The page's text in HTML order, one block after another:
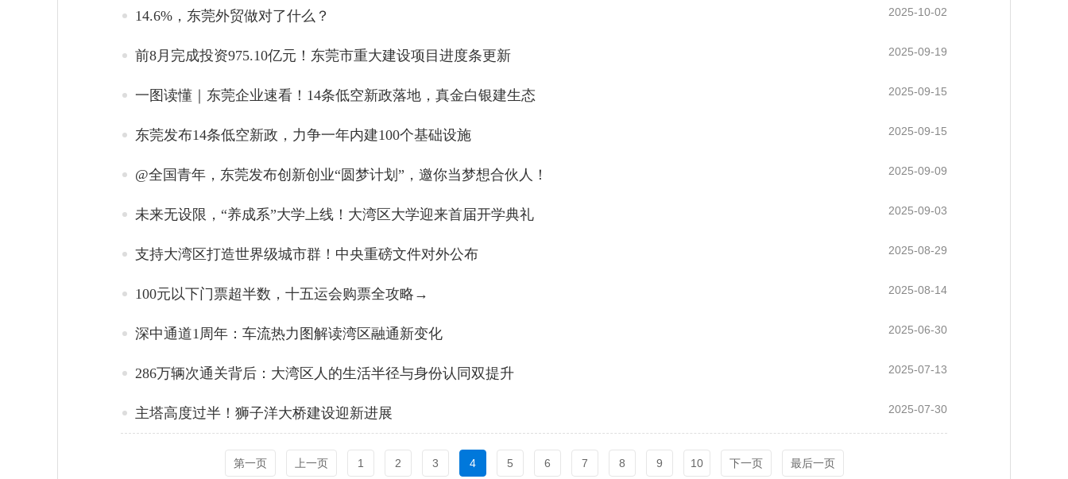
14.6%，东莞外贸做对了什么？ 2025-10-02
前8月完成投资975.10亿元！东莞市重大建设项目进度条更新 2025-09-19
一图读懂｜东莞企业速看！14条低空新政落地，真金白银建生态 2025-09-15
东莞发布14条低空新政，力争一年内建100个基础设施 2025-09-15
@全国青年，东莞发布创新创业“圆梦计划”，邀你当梦想合伙人！ 2025-09-09
未来无设限，“养成系”大学上线！大湾区大学迎来首届开学典礼 2025-09-03
支持大湾区打造世界级城市群！中央重磅文件对外公布 2025-08-29
100元以下门票超半数，十五运会购票全攻略→ 2025-08-14
深中通道1周年：车流热力图解读湾区融通新变化 2025-06-30
286万辆次通关背后：大湾区人的生活半径与身份认同双提升 2025-07-13
主塔高度过半！狮子洋大桥建设迎新进展 2025-07-30
第一页 上一页 1 2 3 4 5 6 7 8 9 10 下一页 最后一页